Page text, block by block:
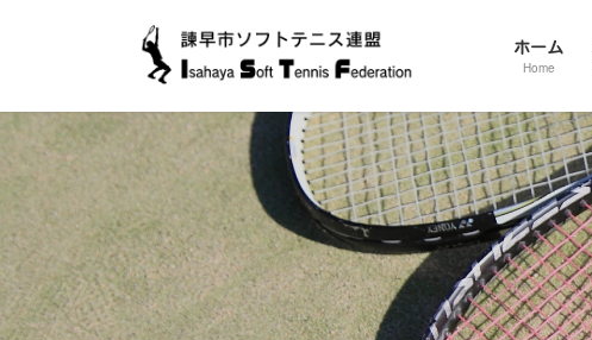
ツ
に
移
動
シ
ョ
ン
に
移
動
ホーム
Home